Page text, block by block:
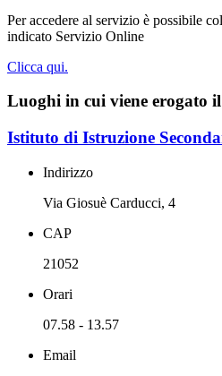
Per accedere al servizio è possibile
indicato Servizio Online
Clicca qui.
Luoghi in cui viene erogato
Istituto di Istruzione
Indirizzo
Via Giosuè Carducci, 4
CAP
21052
Orari
07.58 - 13.57
Email